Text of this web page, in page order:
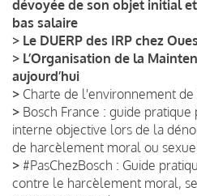
dévoyée de son objet initial
bas salaire
> Le DUERP des IRP chez
> L’Organisation de la
aujourd’hui
> Charte de l'environnement
> Bosch France : guide
interne objective lors de la
de harcèlement moral ou
> #PasChezBosch : Guide
contre le harcèlement moral,